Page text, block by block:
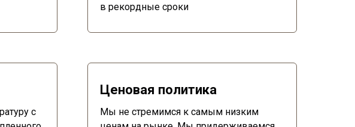
в рекордные сроки
с
Ценовая политика
Мы не стремимся к самым низким